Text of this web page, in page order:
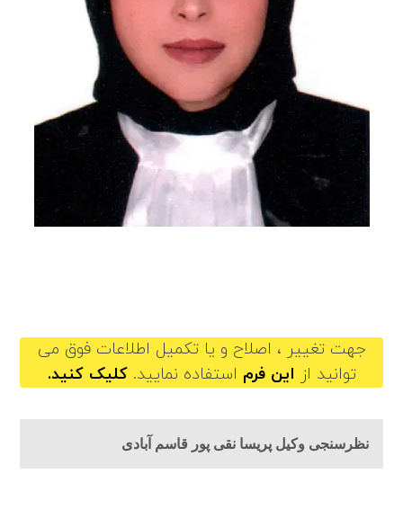
جهت تغییر ، اصلاح و یا تکمیل اطلاعات فوق می
توانید از این فرم استفاده نمایید. کلیک کنید.
نظرسنجی وکیل پریسا نقی پور قاسم آبادی